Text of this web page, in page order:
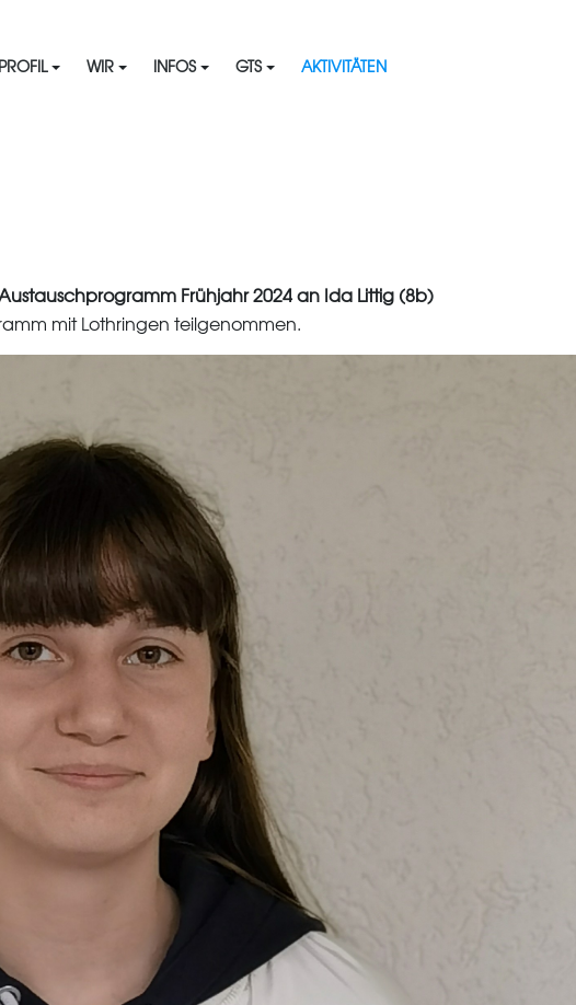
WIR INFOS GTS AKTIVITÄTEN
Frühjahr 2024 an Ida Littig (8b)
mit Lothringen teilgenommen.